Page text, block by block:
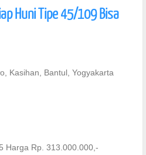
Huni Tipe 45/109 Bisa
Kasihan, Bantul, Yogyakarta
Harga Rp. 313.000.000,-